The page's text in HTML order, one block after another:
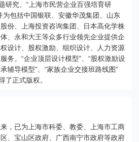
研究、“上海市民营企业百强培育研
为包括中国银联、安徽华茂集团、山东
份、上海投资咨询集团、日本高化学株
、永和大王等众多行业领先企业提供企
设计、股权激励、组织设计、人力资源
务。“企业顶层设计模型”、“股权激励设
辅导模型”、“家族企业交接班路线图”
了正式版权。
，已为上海市科委、教委、上海市工商
、宝山区政府、广西南宁市政府等政府